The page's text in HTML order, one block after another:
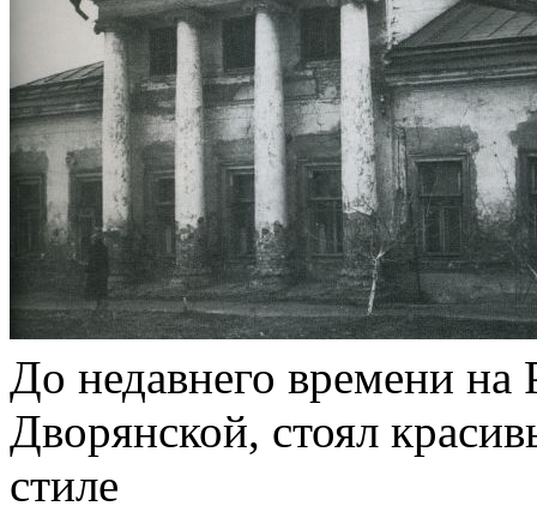
До недавнего времени
Дворянской, стоял
стиле